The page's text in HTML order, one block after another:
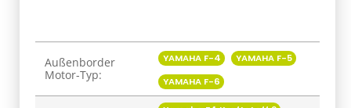
Produkteigenschaft
Wert
Außenborder
Motor-Typ:
YAMAHA F-4
YAMAHA F-5
YAMAHA F-6